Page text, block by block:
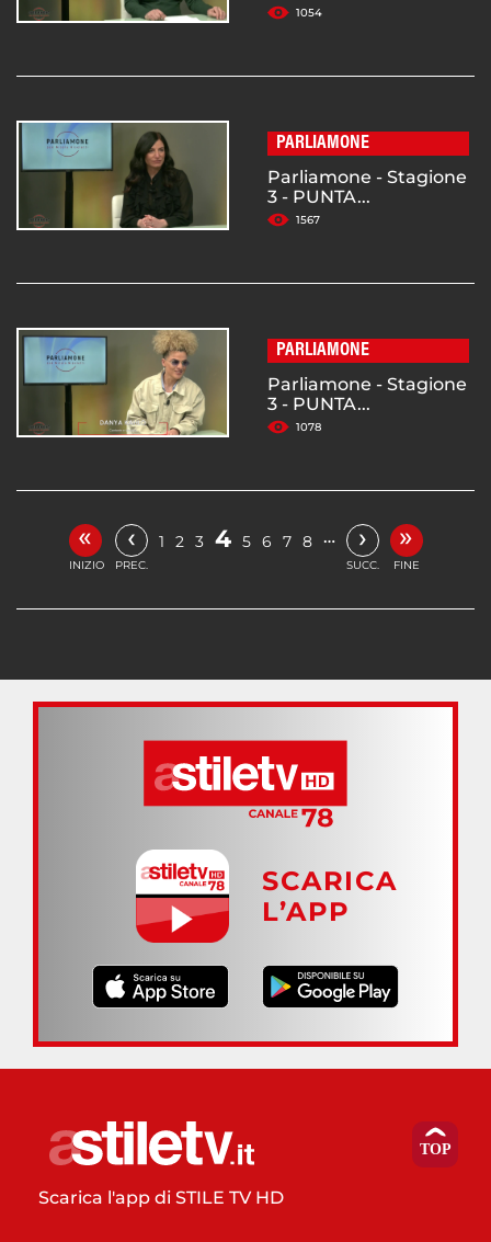
1054
PARLIAMONE
Parliamone - Stagione
3 - PUNTA...
1567
PARLIAMONE
Parliamone - Stagione
3 - PUNTA...
1078
«
INIZIO
‹
PREC.
1 2 3 4 5 6 7 8 … ›
SUCC.
»
FINE
SCARICA
L’APP
Scarica l'app di STILE TV HD